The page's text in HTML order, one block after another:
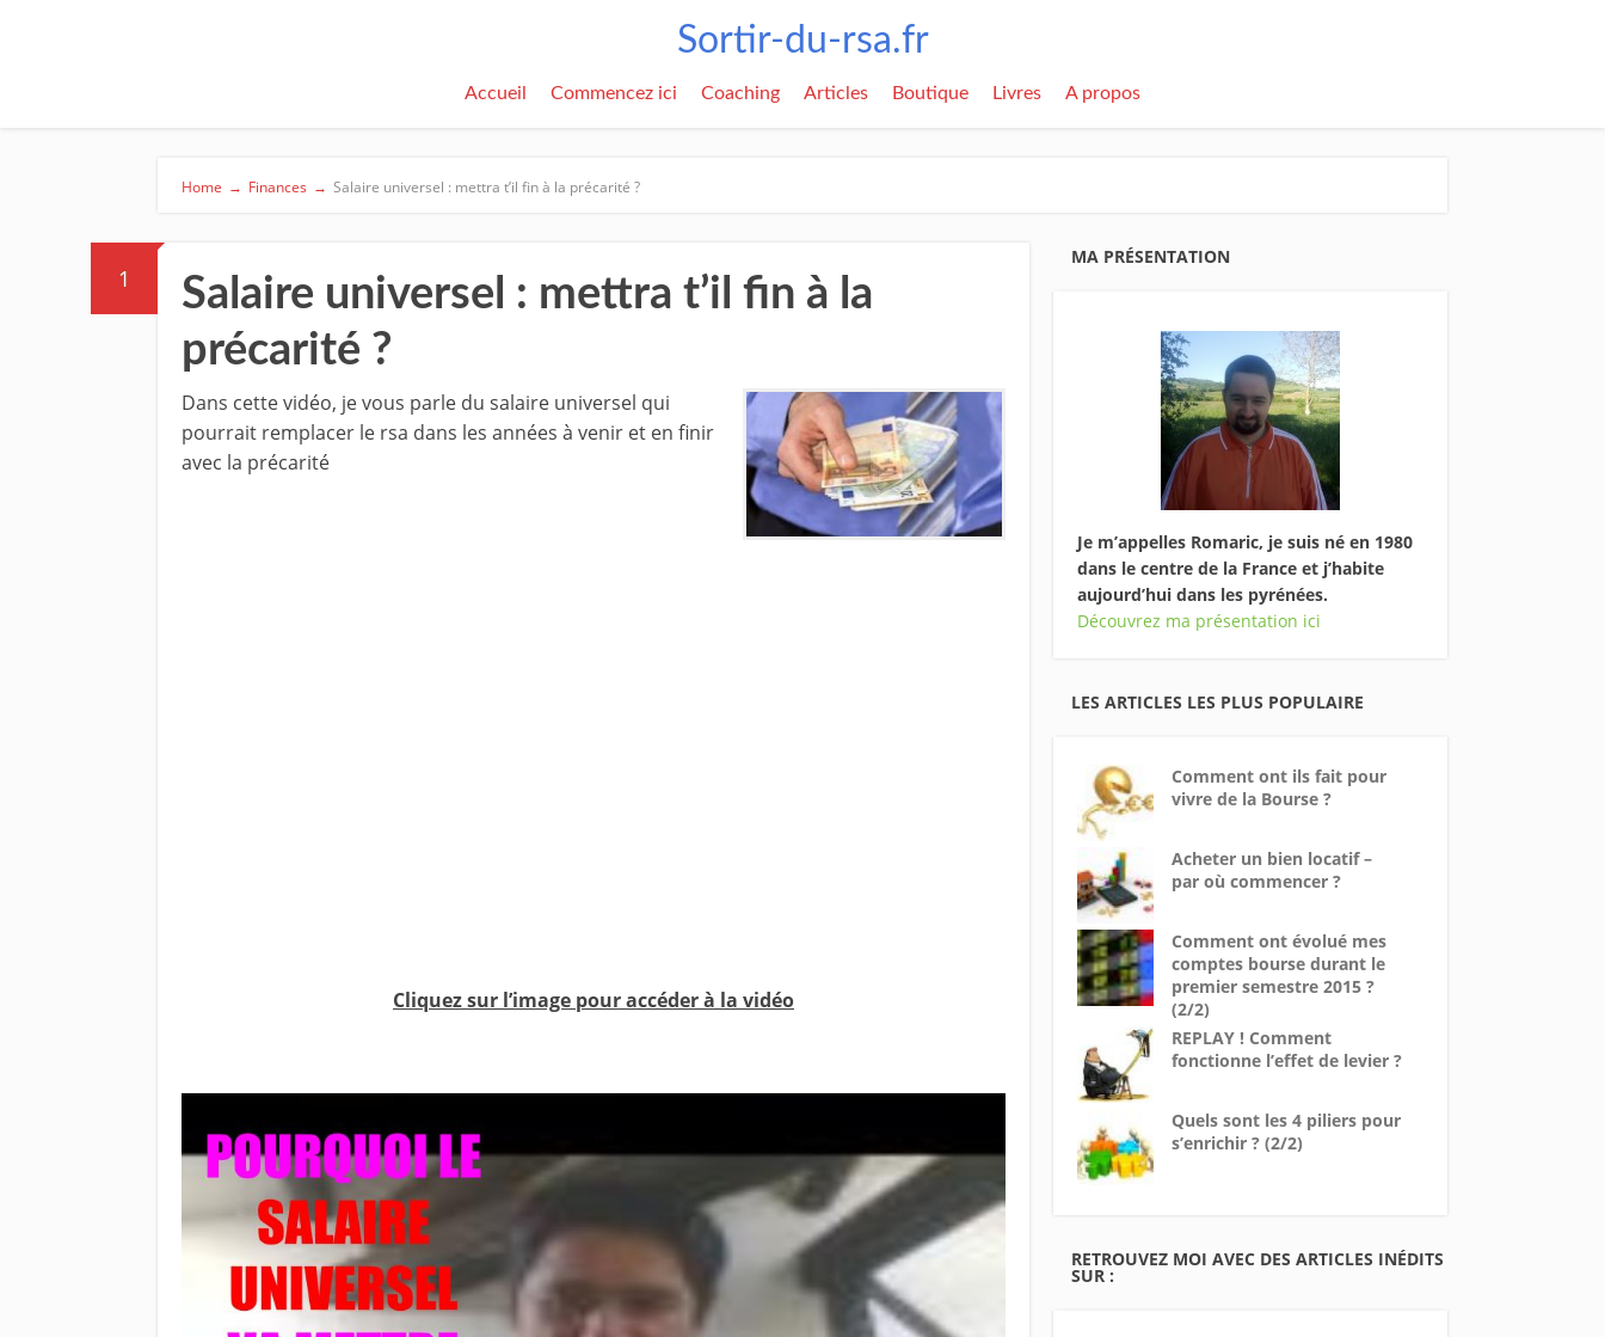
Sortir-du-rsa.fr
Accueil Commencez ici Coaching Articles Boutique Livres A propos
Home → Finances → Salaire universel : mettra t’il fin à la précarité ?
1
Salaire universel : mettra t’il fin à la
précarité ?
Dans cette vidéo, je vous parle du salaire universel qui
pourrait remplacer le rsa dans les années à venir et en finir
avec la précarité
Cliquez sur l’image pour accéder à la vidéo
MA PRÉSENTATION
Je m’appelles Romaric, je suis né en 1980
dans le centre de la France et j’habite
aujourd’hui dans les pyrénées.
Découvrez ma présentation ici
LES ARTICLES LES PLUS POPULAIRE
Comment ont ils fait pour
vivre de la Bourse ?
Acheter un bien locatif –
par où commencer ?
Comment ont évolué mes
comptes bourse durant le
premier semestre 2015 ?
(2/2)
REPLAY ! Comment
fonctionne l’effet de levier ?
Quels sont les 4 piliers pour
s’enrichir ? (2/2)
RETROUVEZ MOI AVEC DES ARTICLES INÉDITS
SUR :